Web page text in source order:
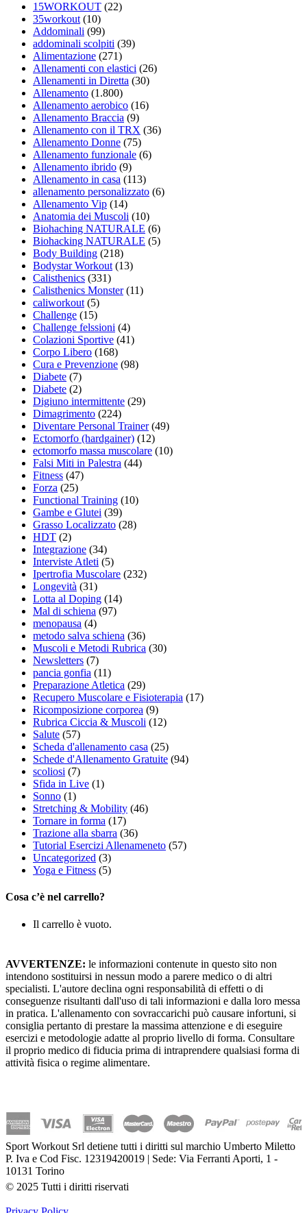
15WORKOUT (22)
35workout (10)
Addominali (99)
addominali scolpiti (39)
Alimentazione (271)
Allenamenti con elastici (26)
Allenamenti in Diretta (30)
Allenamento (1.800)
Allenamento aerobico (16)
Allenamento Braccia (9)
Allenamento con il TRX (36)
Allenamento Donne (75)
Allenamento funzionale (6)
Allenamento ibrido (9)
Allenamento in casa (113)
allenamento personalizzato (6)
Allenamento Vip (14)
Anatomia dei Muscoli (10)
Biohaching NATURALE (6)
Biohacking NATURALE (5)
Body Building (218)
Bodystar Workout (13)
Calisthenics (331)
Calisthenics Monster(11)
caliworkout (5)
Challenge (15)
Challenge felssioni (4)
Colazioni Sportive (41)
Corpo Libero (168)
Cura e Prevenzione (98)
Diabete (7)
Diabete (2)
Digiuno intermittente (29)
Dimagrimento (224)
Diventare Personal Trainer(49)
Ectomorfo (hardgainer) (12)
ectomorfo massa muscolare (10)
Falsi Miti in Palestra (44)
Fitness (47)
Forza (25)
Functional Training (10)
Gambe e Glutei (39)
Grasso Localizzato (28)
HDT (2)
Integrazione (34)
Interviste Atleti (5)
Ipertrofia Muscolare (232)
Longevità (31)
Lotta al Doping (14)
Mal di schiena (97)
menopausa (4)
metodo salva schiena (36)
Muscoli e Metodi Rubrica (30)
Newsletters (7)
pancia gonfia (11)
Preparazione Atletica (29)
Recupero Muscolare e Fisioterapia (17)
Ricomposizione corporea (9)
Rubrica Ciccia & Muscoli (12)
Salute (57)
Scheda d'allenamento casa (25)
Schede d'Allenamento Gratuite (94)
scoliosi (7)
Sfida in Live (1)
Sonno (1)
Stretching & Mobility (46)
Tornare in forma (17)
Trazione alla sbarra (36)
Tutorial Esercizi Allenameneto (57)
Uncategorized (3)
Yoga e Fitness (5)
Cosa c’è nel carrello?
Il carrello è vuoto.
AVVERTENZE: le informazioni contenute in questo sito non
intendono sostituirsi in nessun modo a parere medico o di altri
specialisti. L'autore declina ogni responsabilità di effetti o di
conseguenze risultanti dall'uso di tali informazioni e dalla loro messa
in pratica. L'allenamento con sovraccarichi può causare infortuni, si
consiglia pertanto di prestare la massima attenzione e di eseguire
esercizi e metodologie adatte al proprio livello di forma. Consultare
il proprio medico di fiducia prima di intraprendere qualsiasi forma di
attività fisica o regime alimentare.
Sport Workout Srl detiene tutti i diritti sul marchio Umberto Miletto
P. Iva e Cod Fisc. 12319420019 | Sede: Via Ferranti Aporti, 1 -
10131 Torino
© 2025 Tutti i diritti riservati